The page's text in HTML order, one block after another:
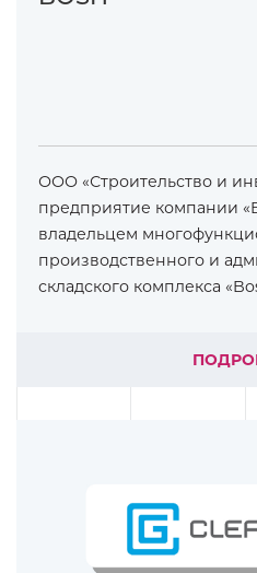
ООО «Строительство и
предприятие компании
владельцем
производственного и
складского комплекса